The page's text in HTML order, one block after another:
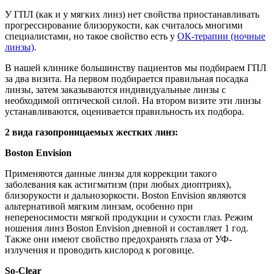
У ГПЛ (как и у мягких линз) нет свойства приостанавливать
прогрессирование близорукости, как считалось многими
специалистами, но такое свойство есть у ОК-терапии (ночные
линзы).
В нашей клинике большинству пациентов мы подбираем ГПЛ
за два визита. На первом подбирается правильная посадка
линзы, затем заказываются индивидуальные линзы с
необходимой оптической силой. На втором визите эти линзы
устанавливаются, оценивается правильность их подбора.
2 вида газопроницаемых жестких линз:
Boston Envision
Применяются данные линзы для коррекции такого
заболевания как астигматизм (при любых диоптриях),
близорукости и дальнозоркости. Boston Envision являются
альтернативой мягким линзам, особенно при
непереносимости мягкой продукции и сухости глаз. Режим
ношения линз Boston Envision дневной и составляет 1 год.
Также они имеют свойство предохранять глаза от УФ-
излучения и проводить кислород к роговице.
So-Clear